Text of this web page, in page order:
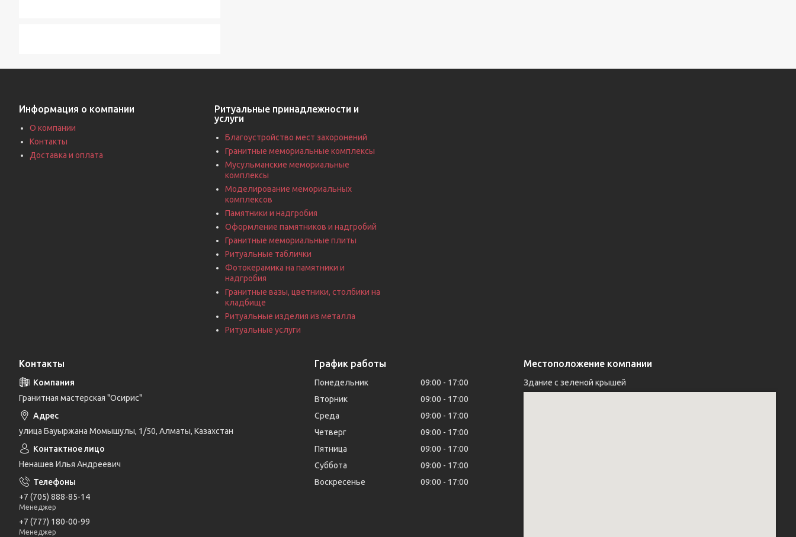
Информация о компании
О компании
Контакты
Доставка и оплата
Ритуальные принадлежности и
услуги
Благоустройство мест захоронений
Гранитные мемориальные комплексы
Мусульманские мемориальные
комплексы
Моделирование мемориальных
комплексов
Памятники и надгробия
Оформление памятников и надгробий
Гранитные мемориальные плиты
Ритуальные таблички
Фотокерамика на памятники и
надгробия
Гранитные вазы, цветники, столбики на
кладбище
Ритуальные изделия из металла
Ритуальные услуги
Контакты
Гранитная мастерская "Осирис"
улица Бауыржана Момышулы, 1/50, Алматы, Казахстан
Ненашев Илья Андреевич
+7 (705) 888-85-14
Менеджер
+7 (777) 180-00-99
Менеджер
График работы
Понедельник 09:00
17:00
Вторник
09:00
17:00
Среда
09:00
17:00
Четверг
09:00
17:00
Пятница
09:00
17:00
Суббота
09:00
17:00
Воскресенье
09:00 17:00
Местоположение компании
Здание с зеленой крышей